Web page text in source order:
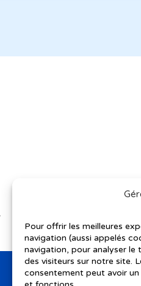
Pour offrir les meilleures
navigation (aussi appelés
navigation, pour analyser le
des visiteurs sur notre site.
consentement peut avoir